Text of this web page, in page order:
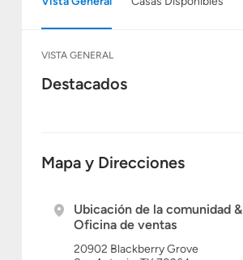
VISTA GENERAL
Destacados
Mapa y Direcciones
Ubicación de la comunidad &
Oficina de ventas
20902 Blackberry Grove